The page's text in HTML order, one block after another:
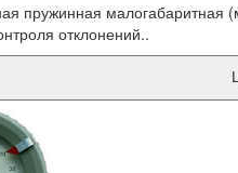
пружинная
отклонений..